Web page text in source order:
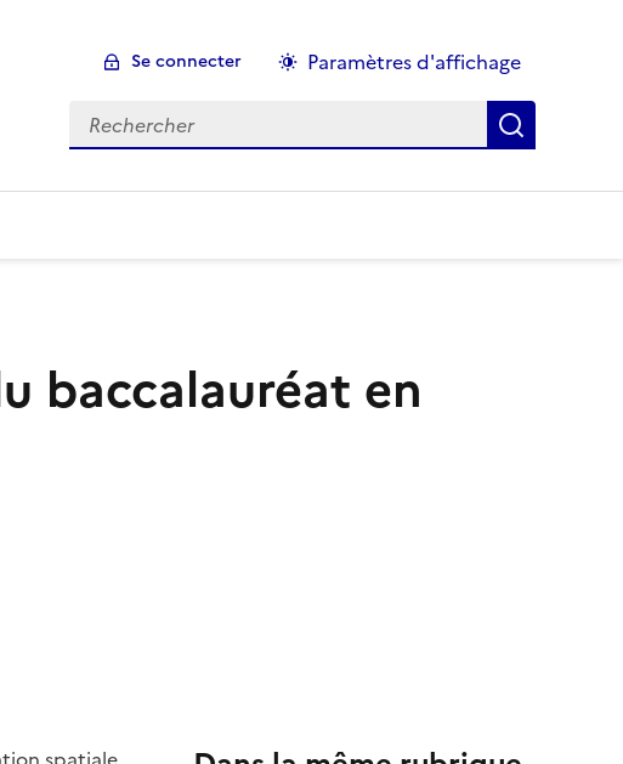
Se connecter
Paramètres d'affichage
Rechercher :
baccalauréat en